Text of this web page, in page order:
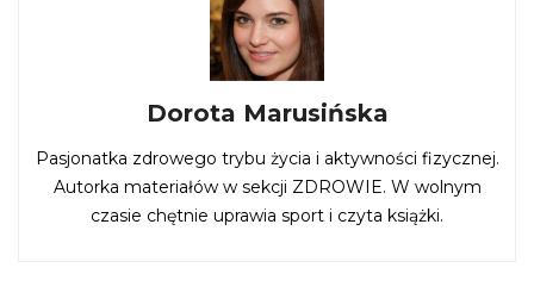
Dorota Marusińska
Pasjonatka zdrowego trybu życia i aktywności fizycznej.
Autorka materiałów w sekcji ZDROWIE. W wolnym
czasie chętnie uprawia sport i czyta książki.